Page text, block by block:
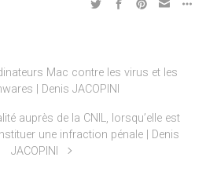
Mac contre les virus et les
| Denis JACOPINI
auprès de la CNIL, lorsqu’elle est
une infraction pénale | Denis
JACOPINI